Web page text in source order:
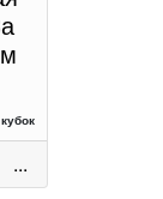
...